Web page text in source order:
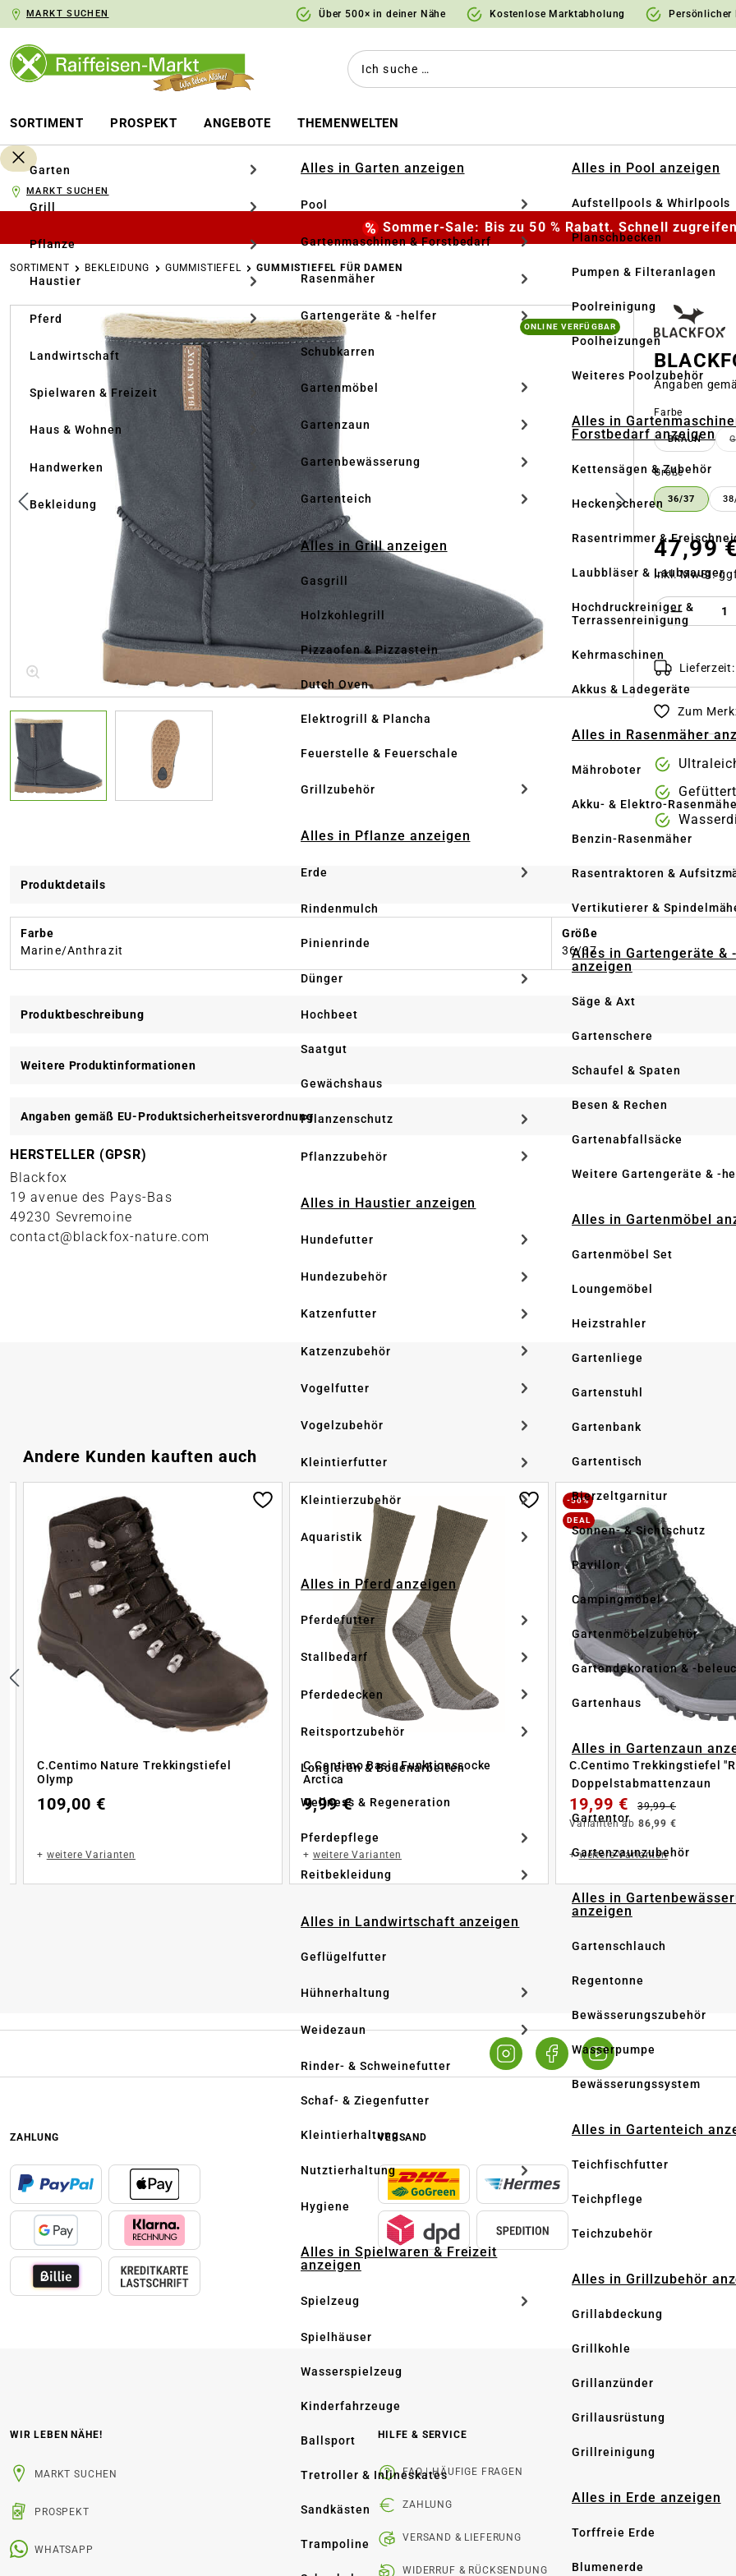
Zur Hauptnavigation springen
MARKT SUCHEN Über 500× in deiner Nähe Kostenlose Marktabholung Persönlicher
SORTIMENT PROSPEKT ANGEBOTE THEMENWELTEN
Garten
Grill
Pflanze
Haustier
Pferd
Landwirtschaft
Spielwaren & Freizeit
Haus & Wohnen
Handwerken
Bekleidung
Alles in Garten anzeigen
Pool
Gartenmaschinen & Forstbedarf
Rasenmäher
Gartengeräte & -helfer
Schubkarren
Gartenmöbel
Gartenzaun
Gartenbewässerung
Gartenteich
Alles in Grill anzeigen
Gasgrill
Holzkohlegrill
Pizzaofen & Pizzastein
Dutch Oven
Elektrogrill & Plancha
Feuerstelle & Feuerschale
Grillzubehör
Alles in Pflanze anzeigen
Erde
Rindenmulch
Pinienrinde
Dünger
Hochbeet
Saatgut
Gewächshaus
Pflanzenschutz
Pflanzzubehör
Alles in Haustier anzeigen
Hundefutter
Hundezubehör
Katzenfutter
Katzenzubehör
Vogelfutter
Vogelzubehör
Kleintierfutter
Kleintierzubehör
Aquaristik
Alles in Pferd anzeigen
Pferdefutter
Stallbedarf
Pferdedecken
Reitsportzubehör
Longieren & Bodenarbeiten
Wellness & Regeneration
Pferdepflege
Reitbekleidung
Alles in Landwirtschaft anzeigen
Geflügelfutter
Hühnerhaltung
Weidezaun
Rinder- & Schweinefutter
Schaf- & Ziegenfutter
Kleintierhaltung
Nutztierhaltung
Hygiene
Alles in Spielwaren & Freizeit
anzeigen
Spielzeug
Spielhäuser
Wasserspielzeug
Kinderfahrzeuge
Ballsport
Tretroller & Inlineskates
Sandkästen
Trampoline
Alles in Pool anzeigen
Aufstellpools & Whirlpools
Planschbecken
Pumpen & Filteranlagen
Poolreinigung
Poolheizungen
Weiteres Poolzubehör
Alles in
Forstbedarf anzeigen
Kettensägen & Zubehör
Heckenscheren
Rasentrimmer &
Laubbläser & Laubsauger
Hochdruckreiniger &
Terrassenreinigung
Kehrmaschinen
Akkus & Ladegeräte
Alles in Rasenmäher
Mähroboter
Akku- & Elektro-
Benzin-Rasenmäher
Rasentraktoren &
Vertikutierer &
Alles in Gartengeräte &
anzeigen
Säge & Axt
Gartenschere
Schaufel & Spaten
Besen & Rechen
Gartenabfallsäcke
Weitere Gartengeräte & -
Alles in Gartenmöbel
Gartenmöbel Set
Loungemöbel
Heizstrahler
Gartenliege
Gartenstuhl
Gartenbank
Gartentisch
Bierzeltgarnitur
Sonnen- & Sichtschutz
Pavillon
Campingmöbel
Gartenmöbelzubehör
Gartendekoration & -
Gartenhaus
Alles in Gartenzaun
Doppelstabmattenzaun
Gartentor
Gartenzaunzubehör
Alles in
anzeigen
Gartenschlauch
Regentonne
Bewässerungszubehör
Wasserpumpe
Bewässerungssystem
Alles in Gartenteich
Teichfischfutter
Teichpflege
Teichzubehör
Alles in Grillzubehör
Grillabdeckung
Grillkohle
Grillanzünder
Grillausrüstung
Grillreinigung
Alles in Erde anzeigen
Torffreie Erde
Blumenerde
MARKT SUCHEN
Sommer-Sale: Bis zu 50 % Rabatt. Schnell
SORTIMENT BEKLEIDUNG GUMMISTIEFEL GUMMISTIEFEL FÜR DAMEN
Bildergalerie überspringen
ONLINE VERFÜGBAR
Angaben
Farbe
BRAUN
Größeauswählen
36/37
47,99
inkl. MwSt.
Produkt
Zum
Gefüttert
Produktdetails
Farbe
Marine/Anthrazit
Größe
36/37
Produktbeschreibung
Weitere Produktinformationen
Angaben gemäß EU-Produktsicherheitsverordnung
HERSTELLER (GPSR)
Blackfox
19 avenue des Pays-Bas
49230 Sevremoine
contact@blackfox-nature.com
Produktgalerie überspringen
Andere Kunden kauften auch
C.Centimo Nature Trekkingstiefel
Olymp
109,00 €
+ weitere Varianten
C.Centimo Basic Funktionssocke
Arctica
9,99 €
+ weitere Varianten
-50%
DEAL
C.Centimo Trekkingstiefel
19,99 €
39,99 €
Varianten ab 86,99 €
+weitere Varianten
ZAHLUNG VERSAND
WIR LEBEN NÄHE!
MARKT SUCHEN
PROSPEKT
WHATSAPP
HILFE & SERVICE
FAQ | HÄUFIGE FRAGEN
ZAHLUNG
VERSAND & LIEFERUNG
WIDERRUF & RÜCKSENDUNG